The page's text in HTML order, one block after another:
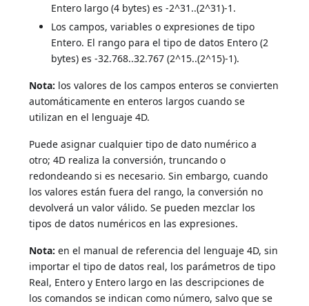
Entero largo (4 bytes) es -2^31..(2^31)-1.
Los campos, variables o expresiones de tipo
Entero. El rango para el tipo de datos Entero (2
bytes) es -32.768..32.767 (2^15..(2^15)-1).
Nota: los valores de los campos enteros se convierten
automáticamente en enteros largos cuando se
utilizan en el lenguaje 4D.
Puede asignar cualquier tipo de dato numérico a
otro; 4D realiza la conversión, truncando o
redondeando si es necesario. Sin embargo, cuando
los valores están fuera del rango, la conversión no
devolverá un valor válido. Se pueden mezclar los
tipos de datos numéricos en las expresiones.
Nota: en el manual de referencia del lenguaje 4D, sin
importar el tipo de datos real, los parámetros de tipo
Real, Entero y Entero largo en las descripciones de
los comandos se indican como número, salvo que se